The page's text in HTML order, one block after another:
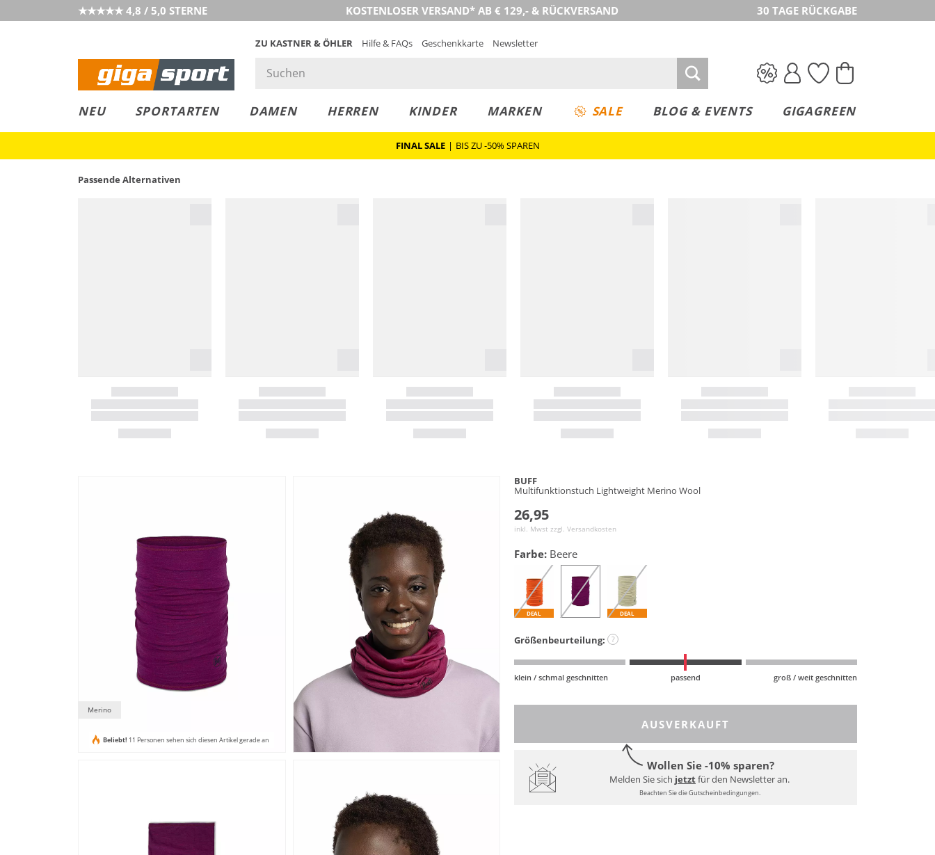
★★★★★ 4,8 / 5,0 STERNE KOSTENLOSER VERSAND* AB € 129,- & RÜCKVERSAND 30 TAGE RÜCKGABE
ZU KASTNER & ÖHLER Hilfe & FAQs Geschenkkarte Newsletter
NEU SPORTARTEN DAMEN HERREN KINDER MARKEN SALE BLOG & EVENTS GIGAGREEN
FINAL SALE | BIS ZU -50% SPAREN
Passende Alternativen
Merino
Beliebt! 11 Personen sehen sich diesen Artikel gerade an
BUFF
Multifunktionstuch Lightweight Merino Wool
26,95
inkl. Mwst zzgl. Versandkosten
Farbe: Beere
DEAL DEAL
Größenbeurteilung: ?
klein / schmal geschnitten passend groß / weit geschnitten
AUSVERKAUFT
Wollen Sie -10% sparen?
Melden Sie sich jetztfür den Newsletter an.
Beachten Sie die Gutscheinbedingungen.